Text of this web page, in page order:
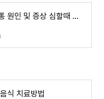
오른쪽 왼쪽 편두통 원인 및 증상 심할때 대처 방법
식 치료방법